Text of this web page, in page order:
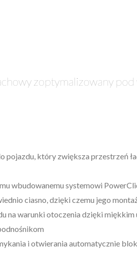
zoptymalizowany pod
pojazdu, który zwiększa przestrzeń
wbudowanemu systemowi
ciasno, dzięki czemu jego
na warunki otoczenia dzięki
i otwierania automatycznie